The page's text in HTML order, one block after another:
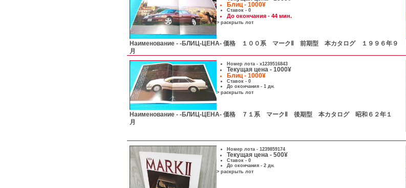
Блиц - 1000¥
Ставок - 0
До окончания - 44 мин.
> раскрыть лот
Наименование - -БЛИЦ-ЦЕНА- 価格 １００系 マークⅡ 前期型 本カタログ １９９６年９
月
Номер лота - x1239516843
Текущая цена - 1000¥
Блиц - 1000¥
Ставок - 0
До окончания - 1 дн.
> раскрыть лот
Наименование - -БЛИЦ-ЦЕНА- 価格 ７１系 マークⅡ 後期型 本カタログ 昭和６２年１
月
Номер лота - 1239859174
Текущая цена - 500¥
Ставок - 0
До окончания - 2 дн.
> раскрыть лот